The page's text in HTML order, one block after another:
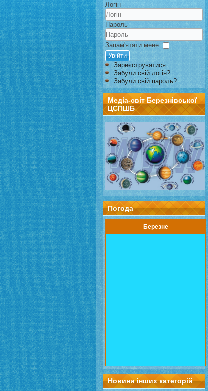
Логін
Пароль
Запам'ятати мене
Увійти
Зареєструватися
Забули свій логін?
Забули свій пароль?
Медіа-світ Березнівської
ЦСПШБ
Погода
Березне
Новини інших категорій